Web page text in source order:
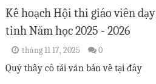
Kế hoạch Hội thi giáo viên
tỉnh Năm học 2025 - 2026
tháng 11 17, 2025 0
Quý thầy cô tải văn bản về tại đây